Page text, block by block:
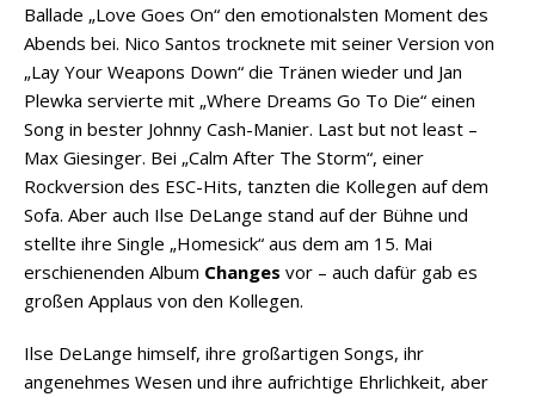
Ballade „Love Goes On“ den emotionalsten Moment des
Abends bei. Nico Santos trocknete mit seiner Version von
„Lay Your Weapons Down“ die Tränen wieder und Jan
Plewka servierte mit „Where Dreams Go To Die“ einen
Song in bester Johnny Cash-Manier. Last but not least –
Max Giesinger. Bei „Calm After The Storm“, einer
Rockversion des ESC-Hits, tanzten die Kollegen auf dem
Sofa. Aber auch Ilse DeLange stand auf der Bühne und
stellte ihre Single „Homesick“ aus dem am 15. Mai
erschienenden Album Changes vor – auch dafür gab es
großen Applaus von den Kollegen.
Ilse DeLange himself, ihre großartigen Songs, ihr
angenehmes Wesen und ihre aufrichtige Ehrlichkeit, aber